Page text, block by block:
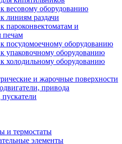
весовому оборудованию
линиям раздачи
пароконвектоматам и
печам
посудомоечному оборудованию
упаковочному оборудованию
холодильному оборудованию
и жарочные поверхности
привода
и термостаты
элементы